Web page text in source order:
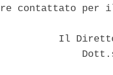
contattato
Il